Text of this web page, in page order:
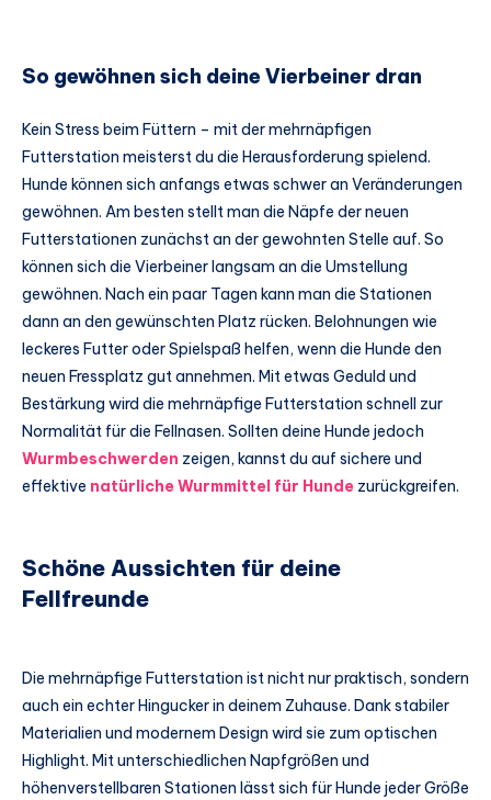
So gewöhnen sich deine Vierbeiner dran
Kein Stress beim Füttern – mit der mehrnäpfigen
Futterstation meisterst du die Herausforderung spielend.
Hunde können sich anfangs etwas schwer an Veränderungen
gewöhnen. Am besten stellt man die Näpfe der neuen
Futterstationen zunächst an der gewohnten Stelle auf. So
können sich die Vierbeiner langsam an die Umstellung
gewöhnen. Nach ein paar Tagen kann man die Stationen
dann an den gewünschten Platz rücken. Belohnungen wie
leckeres Futter oder Spielspaß helfen, wenn die Hunde den
neuen Fressplatz gut annehmen. Mit etwas Geduld und
Bestärkung wird die mehrnäpfige Futterstation schnell zur
Normalität für die Fellnasen. Sollten deine Hunde jedoch
Wurmbeschwerden zeigen, kannst du auf sichere und
effektive natürliche Wurmmittel für Hunde zurückgreifen.
Schöne Aussichten für deine
Fellfreunde
Die mehrnäpfige Futterstation ist nicht nur praktisch, sondern
auch ein echter Hingucker in deinem Zuhause. Dank stabiler
Materialien und modernem Design wird sie zum optischen
Highlight. Mit unterschiedlichen Napfgrößen und
höhenverstellbaren Stationen lässt sich für Hunde jeder Größe